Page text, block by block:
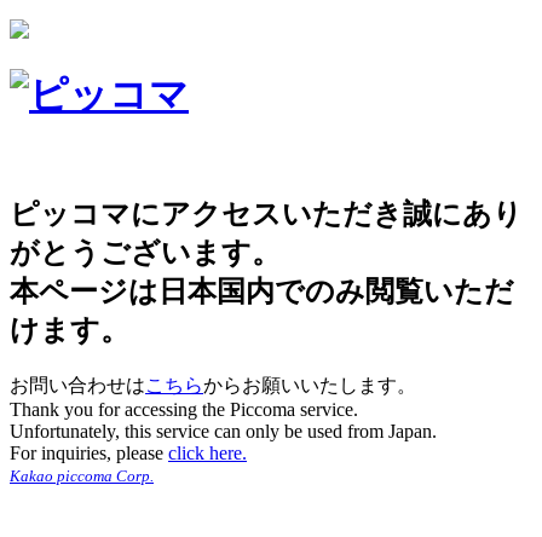
ピッコマにアクセスいただき誠にあり
がとうございます。
本ページは日本国内でのみ閲覧いただ
けます。
お問い合わせはこちらからお願いいたします。
Thank you for accessing the Piccoma service.
Unfortunately, this service can only be used from Japan.
For inquiries, please click here.
Kakao piccoma Corp.